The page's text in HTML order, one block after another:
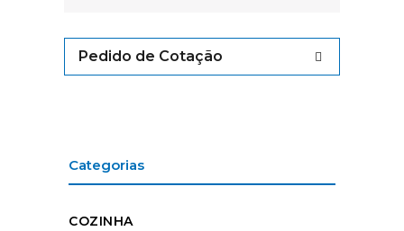
Pedido de Cotação
Categorias
COZINHA